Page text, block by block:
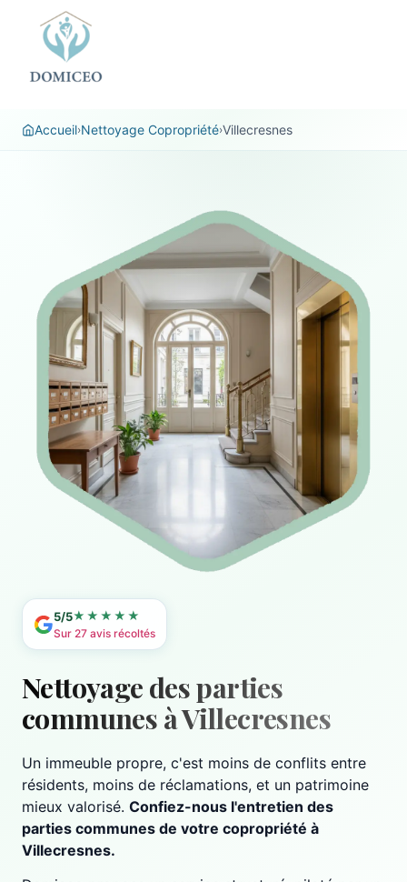
Accueil›Nettoyage Copropriété›Villecresnes
5/5★★★★★
Sur 27 avis récoltés
Nettoyage des parties
communes à Villecresnes
Un immeuble propre, c'est moins de conflits entre
résidents, moins de réclamations, et un patrimoine
mieux valorisé. Confiez-nous l'entretien des
parties communes de votre copropriété à
Villecresnes.
Panneau de gestion des cookies